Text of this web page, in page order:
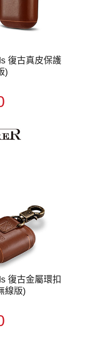
復古真皮保護
)
復古金屬環扣
線版)